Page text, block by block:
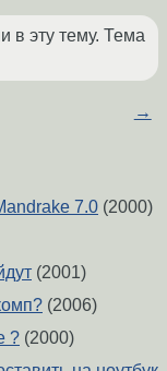
в эту тему. Тема
→
7.0 (2000)
(2001)
(2006)
? (2000)